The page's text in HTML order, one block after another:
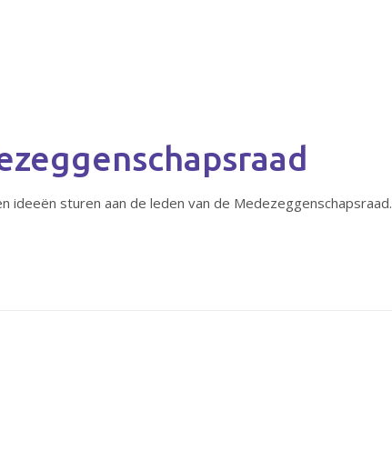
ideeën sturen aan de leden van de Medezeggenschapsraad.